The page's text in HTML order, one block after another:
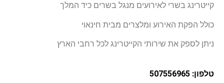
קייטרינג בשרי לאירועים מנגל בשרים כיד המלך
כולל הפקת האירוע ומלצרים מבית חינאוי
ניתן לספק את שירותי הקייטרינג לכל רחבי הארץ
טלפון: 507556965